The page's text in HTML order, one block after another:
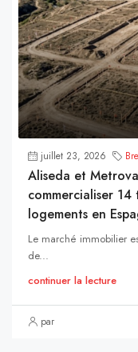
juillet 23, 2026
Aliseda et
commercialiser
logements en
Le marché immobilier
de...
continuer la lecture
par